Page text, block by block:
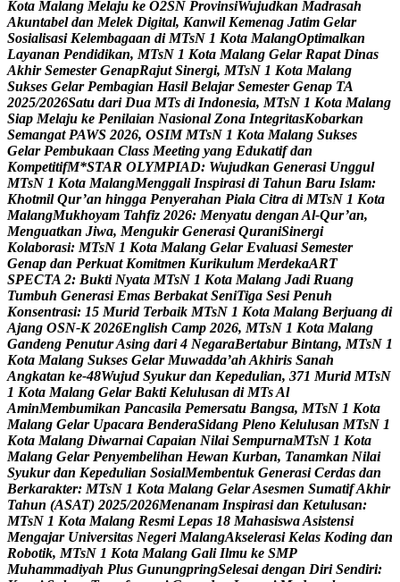
Kota Malang Melaju ke O2SN ProvinsiWujudkan Madrasah
Akuntabel dan Melek Digital, Kanwil Kemenag Jatim Gelar
Sosialisasi Kelembagaan di MTsN 1 Kota MalangOptimalkan
Layanan Pendidikan, MTsN 1 Kota Malang Gelar Rapat Dinas
Akhir Semester GenapRajut Sinergi, MTsN 1 Kota Malang
Sukses Gelar Pembagian Hasil Belajar Semester Genap TA
2025/2026Satu dari Dua MTs di Indonesia, MTsN 1 Kota Malang
Siap Melaju ke Penilaian Nasional Zona IntegritasKobarkan
Semangat PAWS 2026, OSIM MTsN 1 Kota Malang Sukses
Gelar Pembukaan Class Meeting yang Edukatif dan
KompetitifM*STAR OLYMPIAD: Wujudkan Generasi Unggul
MTsN 1 Kota MalangMenggali Inspirasi di Tahun Baru Islam:
Khotmil Qur’an hingga Penyerahan Piala Citra di MTsN 1 Kota
MalangMukhoyam Tahfiz 2026: Menyatu dengan Al-Qur’an,
Menguatkan Jiwa, Mengukir Generasi QuraniSinergi
Kolaborasi: MTsN 1 Kota Malang Gelar Evaluasi Semester
Genap dan Perkuat Komitmen Kurikulum MerdekaART
SPECTA 2: Bukti Nyata MTsN 1 Kota Malang Jadi Ruang
Tumbuh Generasi Emas Berbakat SeniTiga Sesi Penuh
Konsentrasi: 15 Murid Terbaik MTsN 1 Kota Malang Berjuang di
Ajang OSN-K 2026English Camp 2026, MTsN 1 Kota Malang
Gandeng PenuturAsing dari 4 NegaraBertabur Bintang, MTsN 1
Kota Malang Sukses Gelar Muwadda’ah Akhiris Sanah
Angkatan ke-48Wujud Syukur dan Kepedulian, 371 Murid MTsN
1 Kota Malang Gelar Bakti Kelulusan di MTsAl
AminMembumikan Pancasila Pemersatu Bangsa, MTsN 1 Kota
Malang Gelar Upacara BenderaSidang Pleno Kelulusan MTsN 1
Kota Malang Diwarnai Capaian Nilai SempurnaMTsN 1 Kota
Malang Gelar Penyembelihan Hewan Kurban, Tanamkan Nilai
Syukur dan Kepedulian SosialMembentuk Generasi Cerdas dan
Berkarakter: MTsN 1 Kota Malang GelarAsesmen SumatifAkhir
Tahun (ASAT) 2025/2026Menanam Inspirasi dan Ketulusan:
MTsN 1 Kota Malang Resmi Lepas 18 MahasiswaAsistensi
Mengajar Universitas Negeri MalangAkselerasi Kelas Koding dan
Robotik, MTsN 1 Kota Malang Gali Ilmu ke SMP
Muhammadiyah Plus GunungpringSelesai dengan Diri Sendiri: